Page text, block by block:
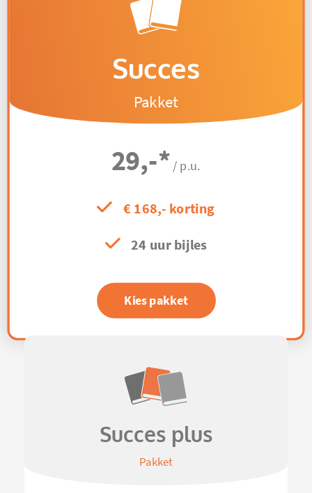
Succes
Pakket
29,-* / p.u.
€ 168,- korting
24 uur bijles
Kies pakket
Succes plus
Pakket